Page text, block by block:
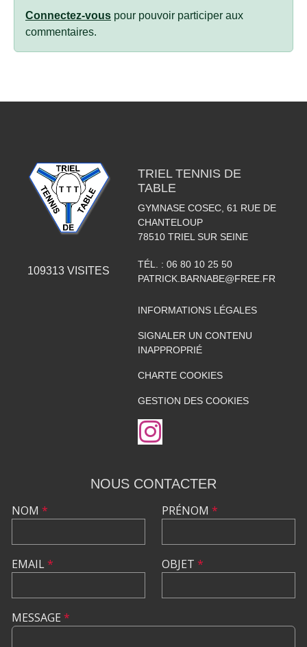
Connectez-vous pour pouvoir participer aux
commentaires.
109313 VISITES
TRIEL TENNIS DE
TABLE
GYMNASE COSEC, 61 RUE DE
CHANTELOUP
78510 TRIEL SUR SEINE
TÉL. : 06 80 10 25 50
PATRICK.BARNABE@FREE.FR
INFORMATIONS LÉGALES
SIGNALER UN CONTENU
INAPPROPRIÉ
CHARTE COOKIES
GESTION DES COOKIES
NOUS CONTACTER
NOM *
EMAIL*
PRÉNOM *
OBJET *
MESSAGE *